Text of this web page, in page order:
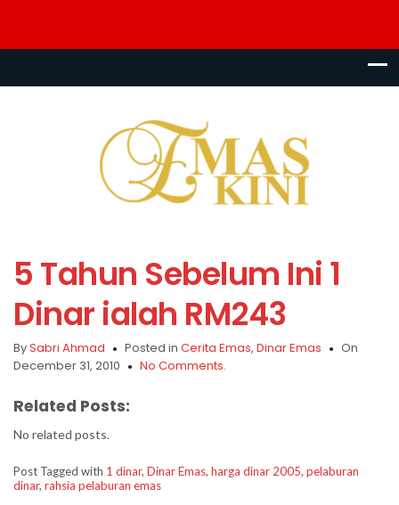
5 Tahun Sebelum Ini 1
Dinar ialah RM243
BySabri Ahmad Posted in Cerita Emas, Dinar Emas
On
December 31, 2010
No Comments.
Related Posts:
No related posts.
Post Tagged with 1 dinar, Dinar Emas, harga dinar 2005, pelaburan
dinar, rahsia pelaburan emas